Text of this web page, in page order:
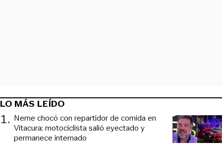
LO MÁS LEÍDO
1. Neme chocó con repartidor de comida en
Vitacura: motociclista salió eyectado y
permanece internado